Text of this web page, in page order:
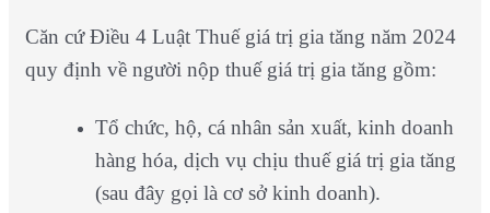
Căn cứ Điều 4 Luật Thuế giá trị gia tăng năm 2024
quy định về người nộp thuế giá trị gia tăng gồm:
Tổ chức, hộ, cá nhân sản xuất, kinh doanh
hàng hóa, dịch vụ chịu thuế giá trị gia tăng
(sau đây gọi là cơ sở kinh doanh).